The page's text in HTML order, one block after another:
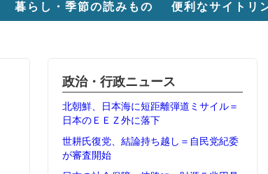
暮らし・季節の読みもの 便利なサイトリ
政治・行政ニュース
北朝鮮、日本海に短距離弾道ミサイル＝
日本のＥＥＺ外に落下
世耕氏復党、結論持ち越し＝自民党紀委
が審査開始